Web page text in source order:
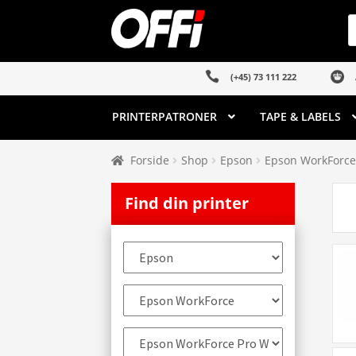
Spring
til
Spring
til
(+45) 73 111 222
PRINTERPATRONER TAPE & LABELS
Forside Shop Epson Epson WorkForce
Find din printer